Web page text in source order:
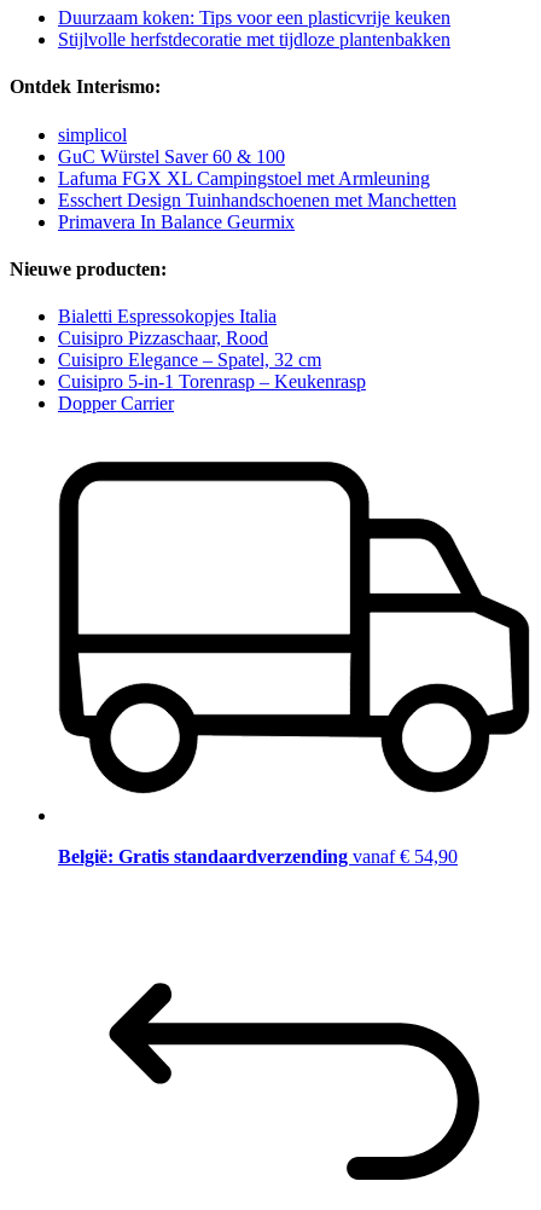
Duurzaam koken: Tips voor een plasticvrije keuken
Stijlvolle herfstdecoratie met tijdloze plantenbakken
Ontdek Interismo:
simplicol
GuC Würstel Saver 60 & 100
Lafuma FGX XL Campingstoel met Armleuning
Esschert Design Tuinhandschoenen met Manchetten
Primavera In Balance Geurmix
Nieuwe producten:
Bialetti Espressokopjes Italia
Cuisipro Pizzaschaar, Rood
Cuisipro Elegance – Spatel, 32 cm
Cuisipro 5-in-1 Torenrasp – Keukenrasp
Dopper Carrier
België: Gratis standaardverzending vanaf € 54,90